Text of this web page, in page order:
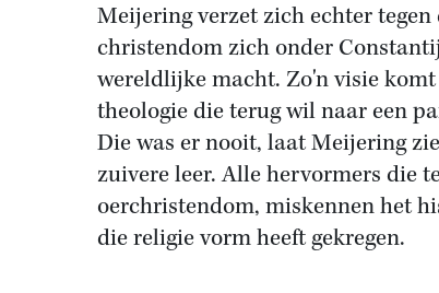
Meijering verzet zich echter tegen
christendom zich onder
wereldlijke macht. Zo'n visie
theologie die terug wil naar een
Die was er nooit, laat Meijering
zuivere leer. Alle hervormers die
oerchristendom, miskennen het
die religie vorm heeft gekregen.